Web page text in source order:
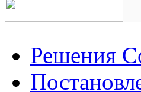
Решения